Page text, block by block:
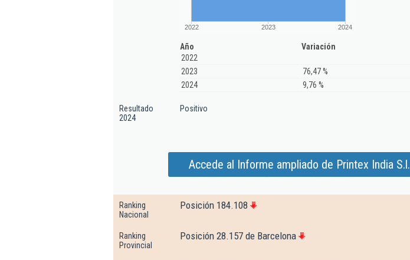
2022 2023 2024
Año
Variación
2022
2023
76,47 %
2024
9,76 %
Resultado
2024
Positivo
Accede al Informe ampliado de Printex India S.l.
Ranking
Nacional
Posición 184.108
Ranking
Provincial
Posición 28.157 de Barcelona